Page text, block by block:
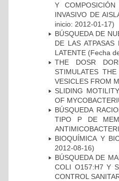
Y
INVASIVO DE
inicio: 2012-01-17)
BÚSQUEDA DE
DE LAS ATPASAS
LATENTE (Fecha
THE DOSR
STIMULATES
VESICLES FROM
SLIDING
OF
BÚSQUEDA
TIPO P DE
BIOQUÍMICA Y
2012-08-16)
BÚSQUEDA DE
COLI O157:H7 Y
CONTROL